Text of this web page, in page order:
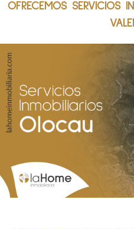
OFRECEMOS SERVICIOS